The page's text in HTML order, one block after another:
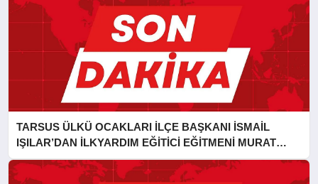
TARSUS ÜLKÜ OCAKLARI İLÇE BAŞKANI İSMAİL
IŞILAR’DAN İLKYARDIM EĞİTİCİ EĞİTMENİ MURAT
CAN FİDAN’A ZİYARET